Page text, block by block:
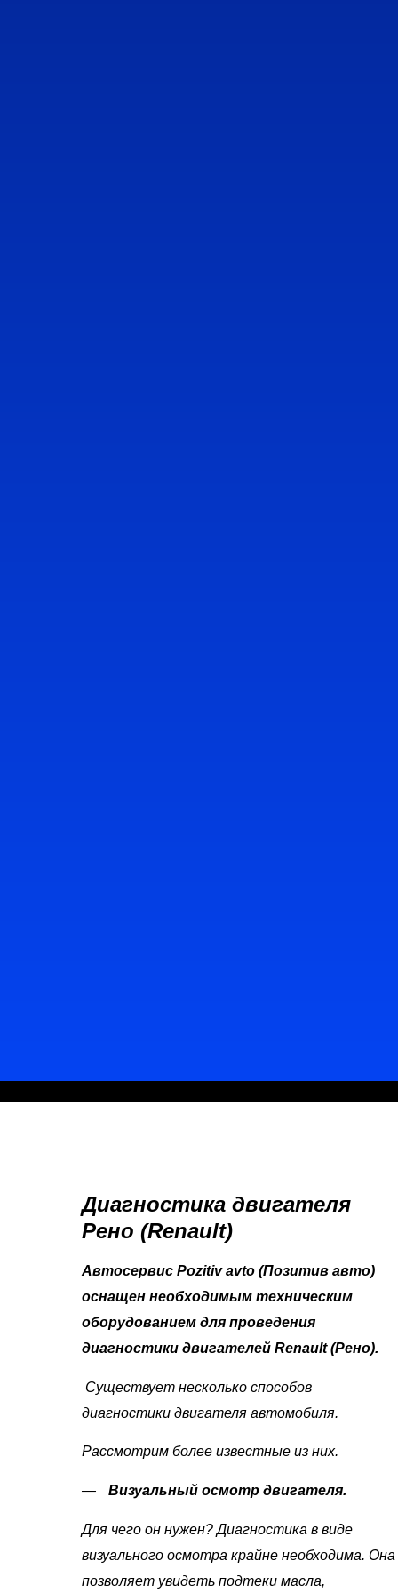
Диагностика двигателя
Рено (Renault)
Автосервис Pozitiv avto (Позитив авто)
оснащен необходимым техническим
оборудованием для проведения
диагностики двигателей Renault (Рено).
Существует несколько способов
диагностики двигателя автомобиля.
Рассмотрим более известные из них.
Визуальный осмотр двигателя.
Для чего он нужен? Диагностика в виде
визуального осмотра крайне необходима. Она
позволяет увидеть подтеки масла,